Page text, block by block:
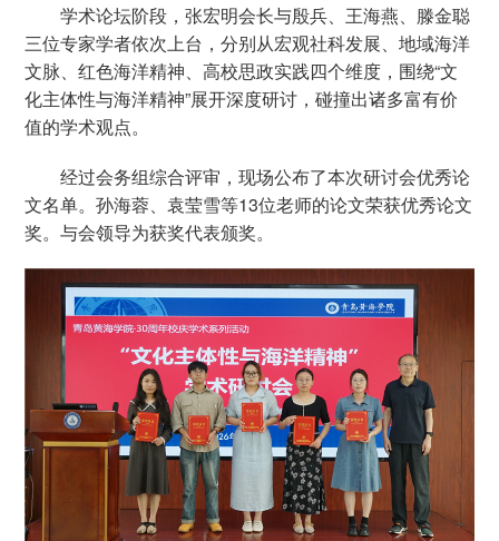
学术论坛阶段，张宏明会长与殷兵、王海燕、滕金聪
三位专家学者依次上台，分别从宏观社科发展、地域海洋
文脉、红色海洋精神、高校思政实践四个维度，围绕“文
化主体性与海洋精神”展开深度研讨，碰撞出诸多富有价
值的学术观点。
经过会务组综合评审，现场公布了本次研讨会优秀论
文名单。孙海蓉、袁莹雪等13位老师的论文荣获优秀论文
奖。与会领导为获奖代表颁奖。